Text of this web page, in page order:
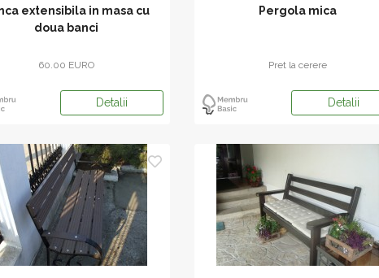
extensibila in masa cu
doua banci
60.00 EURO
Detalii
Pergola mica
Pret la cerere
Detalii